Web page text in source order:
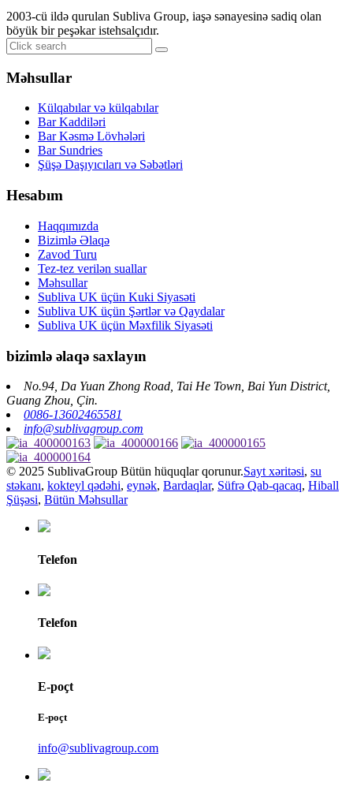
2003-cü ildə qurulan Subliva Group, iaşə sənayesinə sadiq olan
böyük bir peşəkar istehsalçıdır.
Məhsullar
Külqabılar və külqabılar
Bar Kaddiləri
Bar Kəsmə Lövhələri
Bar Sundries
Şüşə Daşıyıcıları və Səbətləri
Hesabım
Haqqımızda
Bizimlə Əlaqə
Zavod Turu
Tez-tez verilən suallar
Məhsullar
Subliva UK üçün Kuki Siyasəti
Subliva UK üçün Şərtlər və Qaydalar
Subliva UK üçün Məxfilik Siyasəti
bizimlə əlaqə saxlayın
No.94, Da Yuan Zhong Road, Tai He Town, Bai Yun District,
Guang Zhou, Çin.
0086-13602465581
info@sublivagroup.com
© 2025 SublivaGroup Bütün hüquqlar qorunur.Sayt xəritəsi, su
stəkanı, kokteyl qədəhi, eynək, Bardaqlar, Süfrə Qab-qacaq, Hiball
Şüşəsi, Bütün Məhsullar
Telefon
Telefon
E-poçt
E-poçt
info@sublivagroup.com